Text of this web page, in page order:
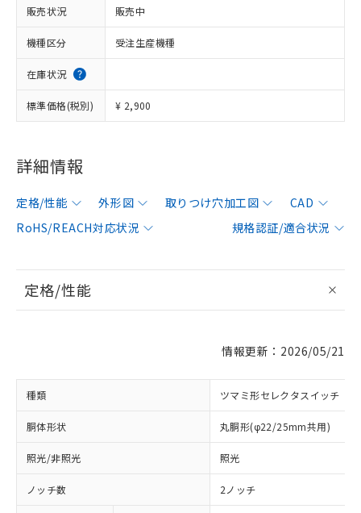
販売状況 販売中
機種区分 受注生産機種
在庫状況
標準価格(税別) ¥ 2,900
詳細情報
定格/性能 外形図 取りつけ穴加工図
CAD
RoHS/REACH対応状況
規格認証/適合状況
定格/性能
情報更新：2026/05/21
種類 ツマミ形セレクタスイッチ
胴体形状 丸胴形(φ22/25mm共用)
照光/非照光 照光
ノッチ数 2ノッチ